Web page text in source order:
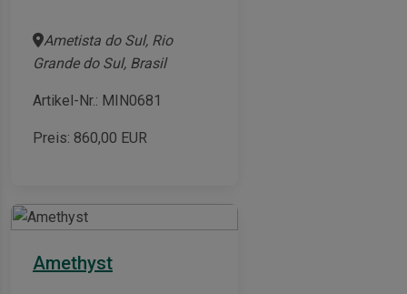
Ametista do Sul, Rio
Grande do Sul, Brasil
Artikel-Nr.: MIN0681
Preis: 860,00 EUR
Amethyst